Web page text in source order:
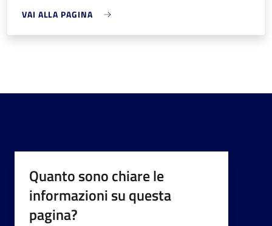
VAI ALLA PAGINA
Quanto sono chiare le
informazioni su questa
pagina?